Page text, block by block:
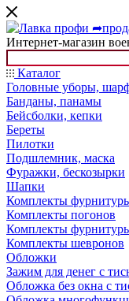
Интернет-магазин
Каталог
Головные уборы,
Банданы, панамы
Бейсболки, кепки
Береты
Пилотки
Подшлемник, маска
Фуражки, бескозырки
Шапки
Комплекты
Комплекты погонов
Комплекты
Комплекты шевронов
Обложки
Зажим для денег с
Обложка без окна с